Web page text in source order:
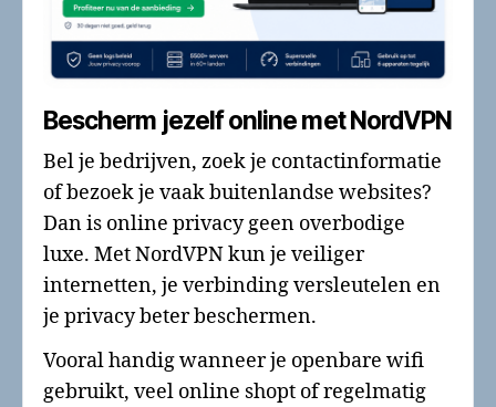
Bescherm jezelf online met NordVPN
Bel je bedrijven, zoek je contactinformatie
of bezoek je vaak buitenlandse websites?
Dan is online privacy geen overbodige
luxe. Met NordVPN kun je veiliger
internetten, je verbinding versleutelen en
je privacy beter beschermen.
Vooral handig wanneer je openbare wifi
gebruikt, veel online shopt of regelmatig